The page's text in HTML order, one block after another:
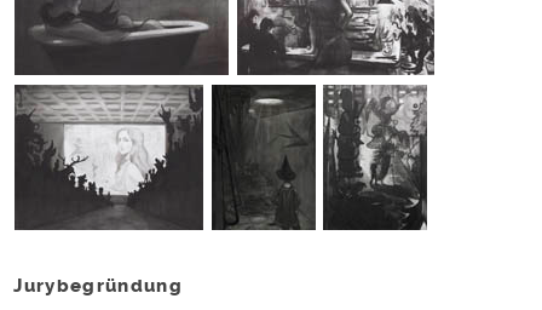
Jurybegründung